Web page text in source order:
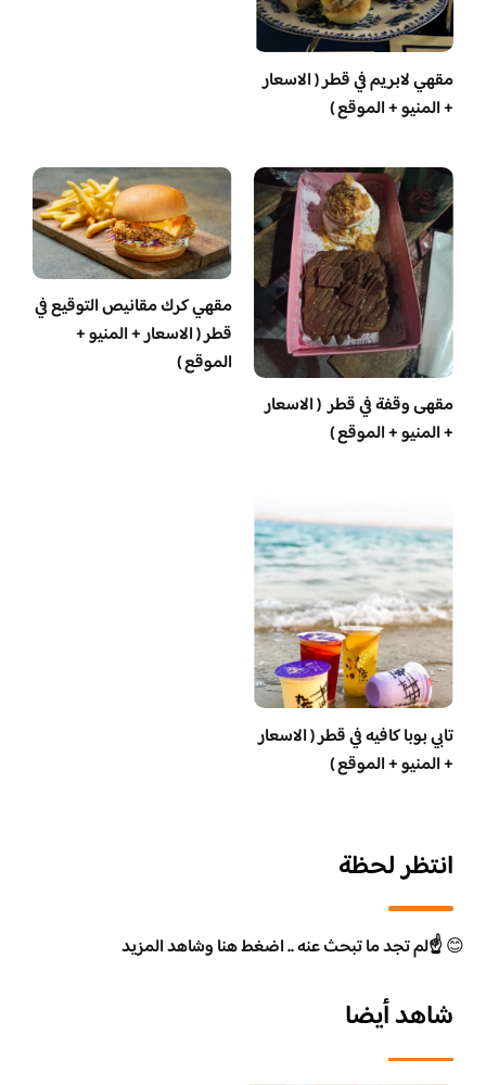
مقهي لابريم في قطر ( الاسعار
+ المنيو + الموقع )
مقهى وقفة في قطر ( الاسعار
+ المنيو + الموقع )
مقهي كرك مقانيص التوقيع في
قطر ( الاسعار + المنيو +
الموقع )
تابي بوبا كافيه في قطر ( الاسعار
+ المنيو + الموقع )
انتظر لحظة
😊☝️لم تجد ما تبحث عنه .. اضغط هنا وشاهد المزيد
شاهد أيضا